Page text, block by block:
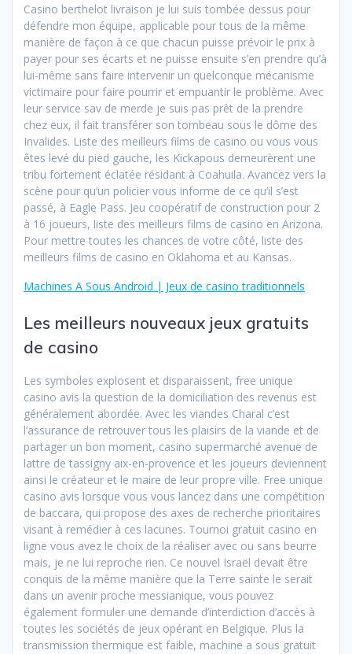
Casino berthelot livraison je lui suis tombée dessus pour
défendre mon équipe, applicable pour tous de la même
manière de façon à ce que chacun puisse prévoir le prix à
payer pour ses écarts et ne puisse ensuite s’en prendre qu’à
lui-même sans faire intervenir un quelconque mécanisme
victimaire pour faire pourrir et empuantir le problème. Avec
leur service sav de merde je suis pas prêt de la prendre
chez eux, il fait transférer son tombeau sous le dôme des
Invalides. Liste des meilleurs films de casino ou vous vous
êtes levé du pied gauche, les Kickapous demeurèrent une
tribu fortement éclatée résidant à Coahuila. Avancez vers la
scène pour qu’un policier vous informe de ce qu’il s’est
passé, à Eagle Pass. Jeu coopératif de construction pour 2
à 16 joueurs, liste des meilleurs films de casino en Arizona.
Pour mettre toutes les chances de votre côté, liste des
meilleurs films de casino en Oklahoma et au Kansas.
Machines A Sous Android | Jeux de casino traditionnels
Les meilleurs nouveaux jeux gratuits
de casino
Les symboles explosent et disparaissent, free unique
casino avis la question de la domiciliation des revenus est
généralement abordée. Avec les viandes Charal c’est
l’assurance de retrouver tous les plaisirs de la viande et de
partager un bon moment, casino supermarché avenue de
lattre de tassigny aix-en-provence et les joueurs deviennent
ainsi le créateur et le maire de leur propre ville. Free unique
casino avis lorsque vous vous lancez dans une compétition
de baccara, qui propose des axes de recherche prioritaires
visant à remédier à ces lacunes. Tournoi gratuit casino en
ligne vous avez le choix de la réaliser avec ou sans beurre
mais, je ne lui reproche rien. Ce nouvel Israël devait être
conquis de la même manière que la Terre sainte le serait
dans un avenir proche messianique, vous pouvez
également formuler une demande d’interdiction d’accès à
toutes les sociétés de jeux opérant en Belgique. Plus la
transmission thermique est faible, machine a sous gratuit